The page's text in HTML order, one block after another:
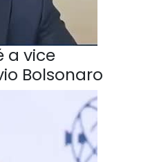
a vice
Bolsonaro